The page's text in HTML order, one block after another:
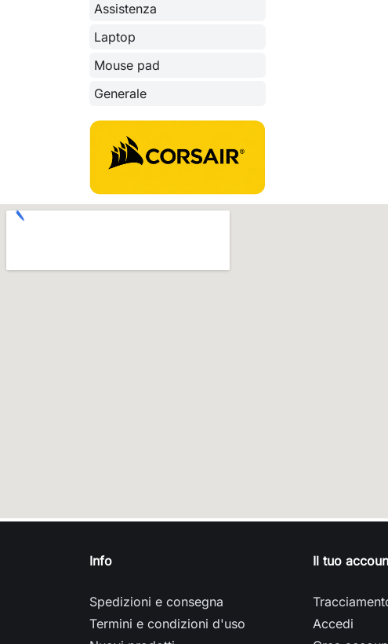
Assistenza
Laptop
Mouse pad
Generale
Info
Spedizioni e consegna
Termini e condizioni d'uso
Il tuo
Accedi